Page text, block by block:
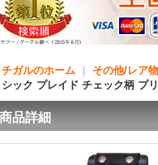
ガルのホーム その他/レア物
ック プレイド チェック柄 プ
商品詳細